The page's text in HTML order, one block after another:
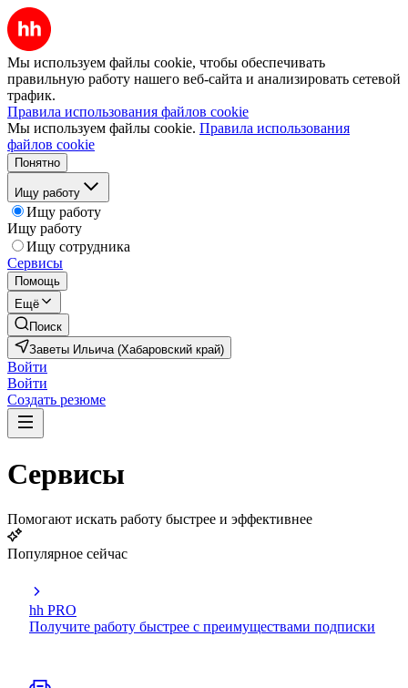
Мы используем файлы cookie, чтобы обеспечивать
правильную работу нашего веб-сайта и анализировать сетевой
трафик.
Правила использования файлов cookie
Мы используем файлы cookie. Правила использования
файлов cookie
Понятно
Ищу работу
Ищу работу
Ищу работу
Ищу сотрудника
Сервисы
Помощь
Ещё
Поиск
Заветы Ильича (Хабаровский край)
Войти
Войти
Создать резюме
Сервисы
Помогают искать работу быстрее и эффективнее
Популярное сейчас
hh PRO
Получите работу быстрее с преимуществами подписки